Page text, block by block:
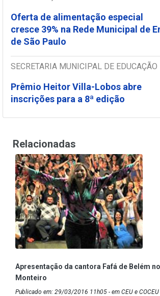
Oferta de alimentação especial
cresce 39% na Rede Municipal de
de São Paulo
SECRETARIA MUNICIPAL DE EDUCAÇÃO
Prêmio Heitor Villa-Lobos abre
inscrições para a 8ª edição
Relacionadas
Apresentação da cantora Fafá de Belém
Monteiro
Publicado em: 29/03/2016 11h05 - em CEU e COCEU